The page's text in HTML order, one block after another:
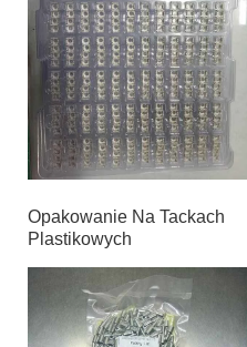
Opakowanie Na Tackach
Plastikowych